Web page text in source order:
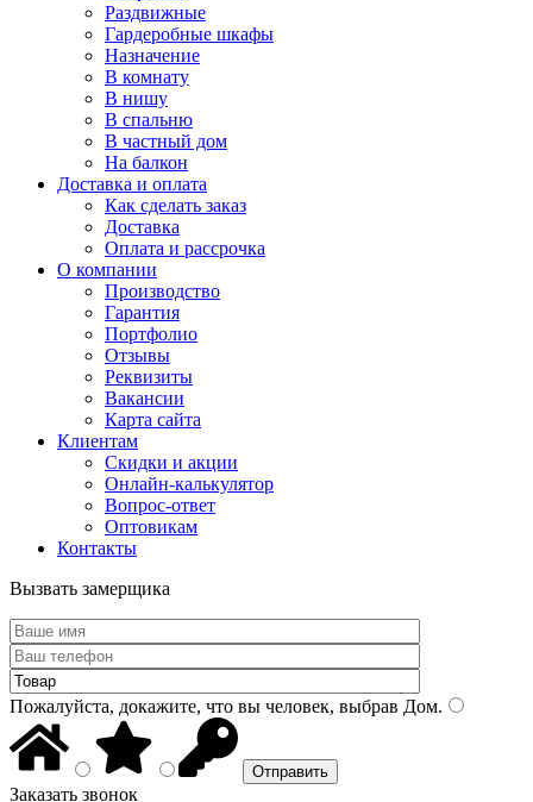
Раздвижные
Гардеробные шкафы
Назначение
В комнату
В нишу
В спальню
В частный дом
На балкон
Доставка и оплата
Как сделать заказ
Доставка
Оплата и рассрочка
О компании
Производство
Гарантия
Портфолио
Отзывы
Реквизиты
Вакансии
Карта сайта
Клиентам
Скидки и акции
Онлайн-калькулятор
Вопрос-ответ
Оптовикам
Контакты
Вызвать замерщика
Пожалуйста, докажите, что вы человек, выбрав Дом.
Заказать звонок